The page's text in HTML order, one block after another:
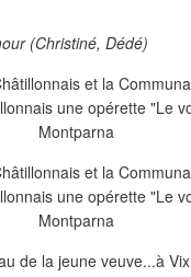
(Christiné, Dédé)
de la jeune veuve...à